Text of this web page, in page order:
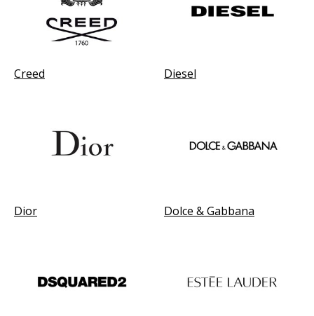
Creed Diesel
Dior Dolce & Gabbana